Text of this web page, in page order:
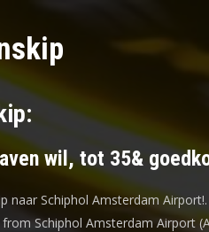
wil, tot 35&
naar Schiphol Amsterdam Airport!.
Schiphol Amsterdam Airport